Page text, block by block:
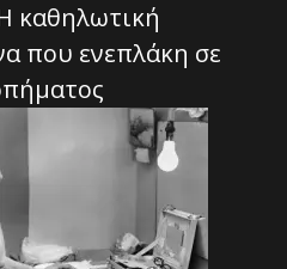
καθηλωτική
που ενεπλάκη σε